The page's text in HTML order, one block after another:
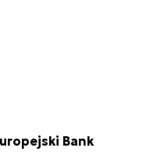
Bank